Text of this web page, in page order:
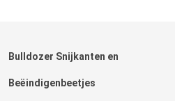
Bulldozer Snijkanten en
Beëindigenbeetjes